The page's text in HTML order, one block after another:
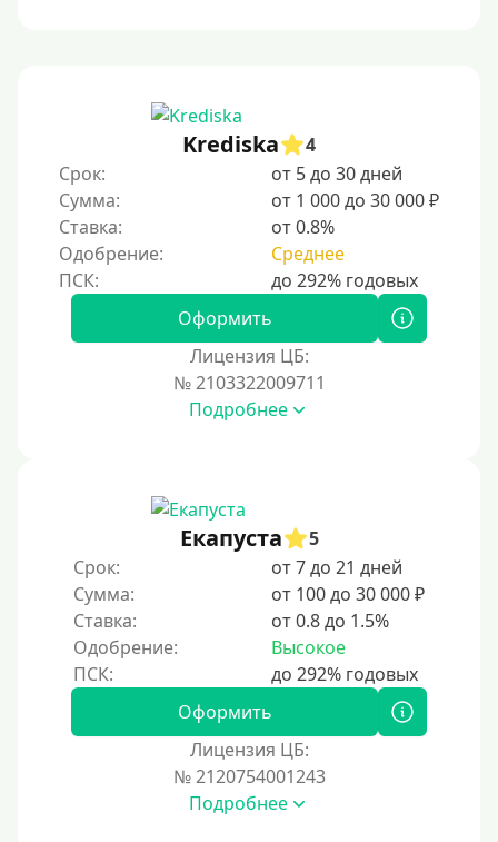
С просрочками
Залог
Под залог ПТС
Без залога
Под залог недвижимости
Под ПТС по доверенности
Цель
На Новый Год
Для исправления кредитной истории
На погашение других займов
До зарплаты
Krediska
4
Срок:
от 5 до 30 дней
Сумма:
от 1 000 до 30 000 ₽
Ставка:
от 0.8%
Одобрение:
Среднее
Оформить
Лицензия ЦБ:
№ 2103322009711
Подробнее
Екапуста
5
Срок:
от 7 до 21 дней
Сумма:
от 100 до 30 000 ₽
Ставка:
от 0.8 до 1.5%
Одобрение:
Высокое
Оформить
Лицензия ЦБ:
№ 2120754001243
Подробнее